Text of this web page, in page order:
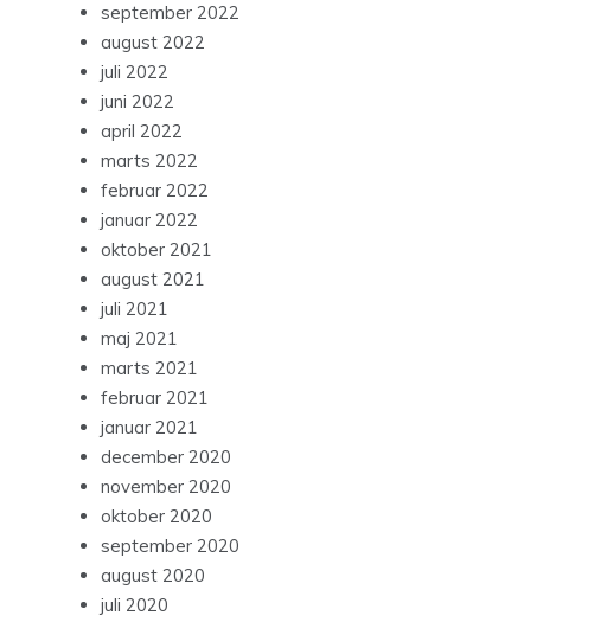
september 2022
august 2022
juli 2022
juni 2022
april 2022
marts 2022
februar 2022
januar 2022
oktober 2021
august 2021
juli 2021
maj 2021
marts 2021
februar 2021
januar 2021
december 2020
november 2020
oktober 2020
september 2020
august 2020
juli 2020